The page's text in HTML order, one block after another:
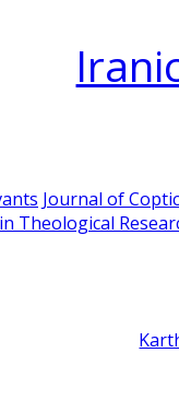
Journal of
Theological